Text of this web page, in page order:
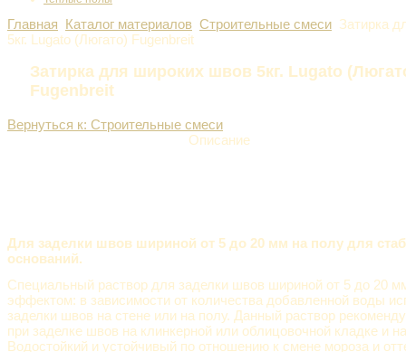
Главная Каталог материалов Строительные смеси Затирка
5кг. Lugato (Люгато) Fugenbreit
Затирка для широких швов 5кг. Lugato
Fugenbreit
Вернуться к: Строительные смеси
Описание
Для заделки швов шириной от 5 до 20 мм на полу для
оснований.
Специальный раствор для заделки швов шириной от 5 до 20
эффектом: в зависимости от количества добавленной воды
заделки швов на стене или на полу. Данный раствор
при заделке швов на клинкерной или облицовочной кладке и
Водостойкий и устойчивый по отношению к смене мороза и